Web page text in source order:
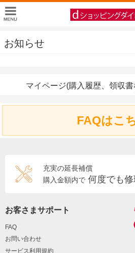
お知らせ
マイページ(購入履歴、領収書
FAQはこ
充実の延長補償
購入金額内で 何度でも
お客さまサポート
FAQ
お問い合わせ
サービス利用規約